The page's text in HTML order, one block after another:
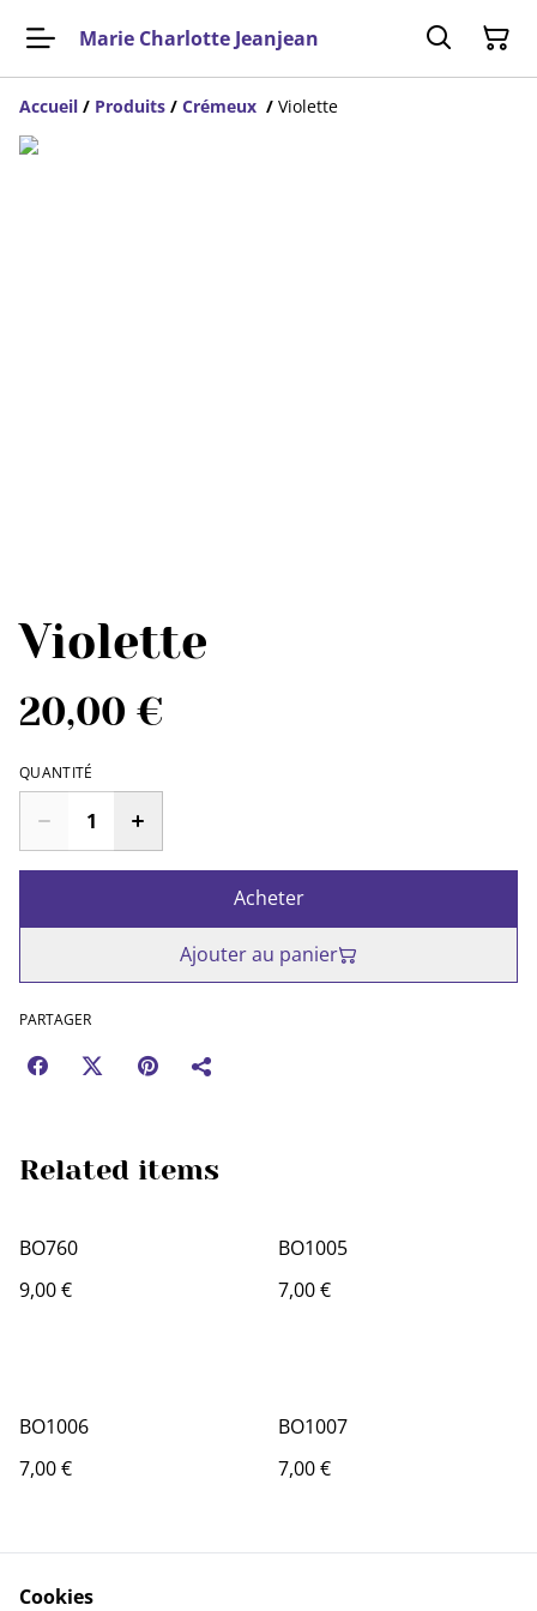
Marie Charlotte Jeanjean
Accueil / Produits / Crémeux / Violette
Violette
20,00 €
QUANTITÉ
Acheter
Ajouter au panier
PARTAGER
Related items
BO760
9,00 €
BO1005
7,00 €
BO1006
7,00 €
BO1007
7,00 €
Cookies